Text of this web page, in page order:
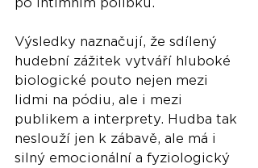
Výsledky naznačují, že sdílený
hudební zážitek vytváří hluboké
biologické pouto nejen mezi
lidmi na pódiu, ale i mezi
publikem a interprety. Hudba tak
neslouží jen k zábavě, ale má i
silný emocionální a fyziologický